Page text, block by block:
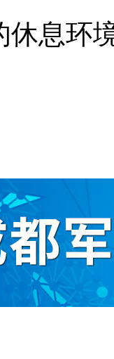
休息环